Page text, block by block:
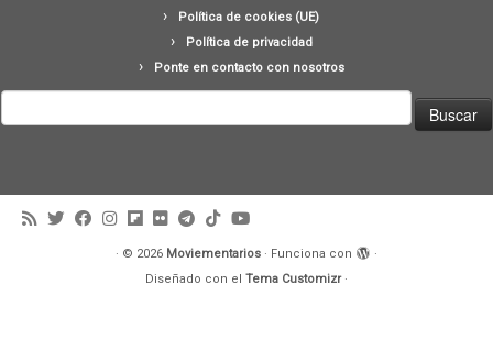
Política de cookies (UE)
Política de privacidad
Ponte en contacto con nosotros
· © 2026 Moviementarios · Funciona con
·
Diseñado con el Tema Customizr·